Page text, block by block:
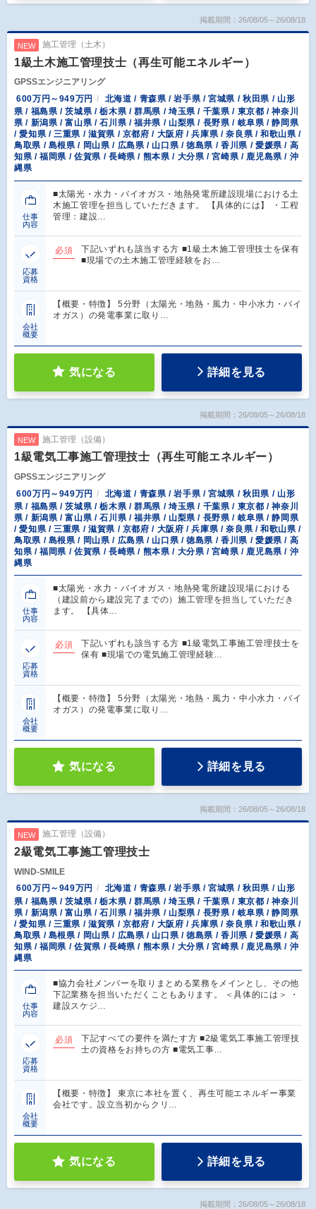
掲載期間：26/08/05～26/08/18
NEW 施工管理（土木）
1級土木施工管理技士（再生可能エネルギー）
GPSSエンジニアリング
600万円～949万円
北海道 / 青森県 / 岩手県 / 宮城県 / 秋田県 / 山形
県 / 福島県 / 茨城県 / 栃木県 / 群馬県 / 埼玉県 / 千葉県 / 東京都 / 神奈川
県 / 新潟県 / 富山県 / 石川県 / 福井県 / 山梨県 / 長野県 / 岐阜県 / 静岡県
/ 愛知県 / 三重県 / 滋賀県 / 京都府 / 大阪府 / 兵庫県 / 奈良県 / 和歌山県 /
鳥取県 / 島根県 / 岡山県 / 広島県 / 山口県 / 徳島県 / 香川県 / 愛媛県 / 高
知県 / 福岡県 / 佐賀県 / 長崎県 / 熊本県 / 大分県 / 宮崎県 / 鹿児島県 / 沖
縄県
仕事
内容
■太陽光・水力・バイオガス・地熱発電所建設現場における土
木施工管理を担当していただきます。 【具体的には】 ・工程
管理：建設…
応募
資格
必須
下記いずれも該当する方 ■1級土木施工管理技士を保有
■現場での土木施工管理経験をお…
会社
概要
【概要・特徴】 5分野（太陽光・地熱・風力・中小水力・バイ
オガス）の発電事業に取り…
気になる 詳細を見る
掲載期間：26/08/05～26/08/18
NEW 施工管理（設備）
1級電気工事施工管理技士（再生可能エネルギー）
GPSSエンジニアリング
600万円～949万円
北海道 / 青森県 / 岩手県 / 宮城県 / 秋田県 / 山形
県 / 福島県 / 茨城県 / 栃木県 / 群馬県 / 埼玉県 / 千葉県 / 東京都 / 神奈川
県 / 新潟県 / 富山県 / 石川県 / 福井県 / 山梨県 / 長野県 / 岐阜県 / 静岡県
/ 愛知県 / 三重県 / 滋賀県 / 京都府 / 大阪府 / 兵庫県 / 奈良県 / 和歌山県 /
鳥取県 / 島根県 / 岡山県 / 広島県 / 山口県 / 徳島県 / 香川県 / 愛媛県 / 高
知県 / 福岡県 / 佐賀県 / 長崎県 / 熊本県 / 大分県 / 宮崎県 / 鹿児島県 / 沖
縄県
仕事
内容
■太陽光・水力・バイオガス・地熱発電所建設現場における
（建設前から建設完了までの）施工管理を担当していただき
ます。 【具体…
応募
資格
必須
下記いずれも該当する方 ■1級電気工事施工管理技士を
保有 ■現場での電気施工管理経験…
会社
概要
【概要・特徴】 5分野（太陽光・地熱・風力・中小水力・バイ
オガス）の発電事業に取り…
気になる 詳細を見る
掲載期間：26/08/05～26/08/18
NEW 施工管理（設備）
2級電気工事施工管理技士
WIND-SMILE
600万円～949万円
北海道 / 青森県 / 岩手県 / 宮城県 / 秋田県 / 山形
県 / 福島県 / 茨城県 / 栃木県 / 群馬県 / 埼玉県 / 千葉県 / 東京都 / 神奈川
県 / 新潟県 / 富山県 / 石川県 / 福井県 / 山梨県 / 長野県 / 岐阜県 / 静岡県
/ 愛知県 / 三重県 / 滋賀県 / 京都府 / 大阪府 / 兵庫県 / 奈良県 / 和歌山県 /
鳥取県 / 島根県 / 岡山県 / 広島県 / 山口県 / 徳島県 / 香川県 / 愛媛県 / 高
知県 / 福岡県 / 佐賀県 / 長崎県 / 熊本県 / 大分県 / 宮崎県 / 鹿児島県 / 沖
縄県
仕事
内容
■協力会社メンバーを取りまとめる業務をメインとし、その他
下記業務を担当いただくこともあります。 ＜具体的には＞ ・
建設スケジ…
応募
資格
必須
下記すべての要件を満たす方 ■2級電気工事施工管理技
士の資格をお持ちの方 ■電気工事…
会社
概要
【概要・特徴】 東京に本社を置く、再生可能エネルギー事業
会社です。設立当初からクリ…
気になる 詳細を見る
掲載期間：26/08/05～26/08/18